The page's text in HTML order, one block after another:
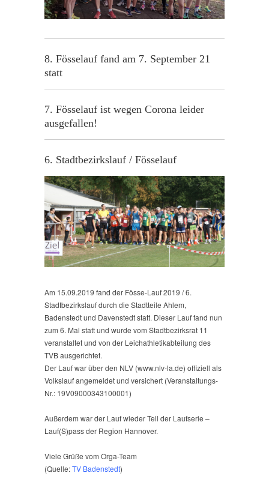
8. Fösselauf fand am 7. September 21
statt
7. Fösselauf ist wegen Corona leider
ausgefallen!
6. Stadtbezirkslauf / Fösselauf
Am 15.09.2019 fand der Fösse-Lauf 2019 / 6.
Stadtbezirkslauf durch die Stadtteile Ahlem,
Badenstedt und Davenstedt statt. Dieser Lauf fand nun
zum 6. Mal statt und wurde vom Stadtbezirksrat 11
veranstaltet und von der Leichathletikabteilung des
TVB ausgerichtet.
Der Lauf war über den NLV (www.nlv-la.de) offiziell als
Volkslauf angemeldet und versichert (Veranstaltungs-
Nr.: 19V09000343100001)
Außerdem war der Lauf wieder Teil der Laufserie –
Lauf(S)pass der Region Hannover.
Viele Grüße vom Orga-Team
(Quelle:TV Badenstedt)